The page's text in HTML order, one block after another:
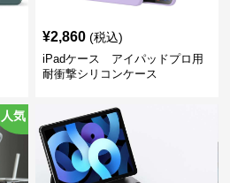
¥2,860 (税込)
iPadケース アイパッドプロ用
耐衝撃シリコンケース
人気